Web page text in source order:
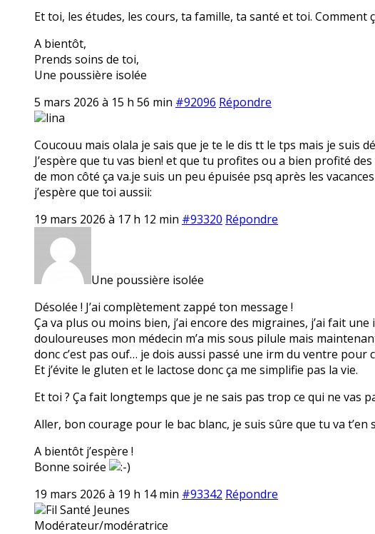
Et toi, les études, les cours, ta famille, ta santé et toi. Comment
A bientôt,
Prends soins de toi,
Une poussière isolée
5 mars 2026 à 15 h 56 min #92096 Répondre
lina
Coucouu mais olala je sais que je te le dis tt le tps mais je suis
J’espère que tu vas bien! et que tu profites ou a bien profité des
de mon côté ça va.je suis un peu épuisée psq après les
j’espère que toi aussii:
19 mars 2026 à 17 h 12 min #93320 Répondre
Une poussière isolée
Désolée ! J’ai complètement zappé ton message !
Ça va plus ou moins bien, j’ai encore des migraines, j’ai fait
douloureuses mon médecin m’a mis sous pilule mais
donc c’est pas ouf… je dois aussi passé une irm du ventre
Et j’évite le gluten et le lactose donc ça me simplifie pas la vie.
Et toi ? Ça fait longtemps que je ne sais pas trop ce qui ne vas
Aller, bon courage pour le bac blanc, je suis sûre que tu va t’en
A bientôt j’espère !
Bonne soirée
19 mars 2026 à 19 h 14 min #93342 Répondre
Fil Santé Jeunes
Modérateur/modératrice